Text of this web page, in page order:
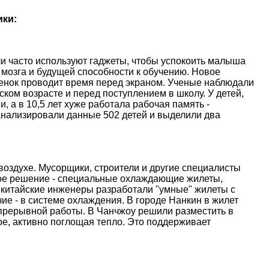
используют гаджеты, чтобы успокоить малыша
и будущей способности к обучению. Новое
проводит время перед экраном. Ученые наблюдали
возрасте и перед поступлением в школу. У детей,
а в 10,5 лет хуже работала рабочая память -
данные 502 детей и выделили два
Мусорщики, строители и другие специалисты
решение - специальные охлаждающие жилеты,
инженеры разработали "умные" жилеты с
- в системе охлаждения. В городе Нанкин в жилет
работы. В Чанчжоу решили разместить в
активно поглощая тепло. Это поддерживает